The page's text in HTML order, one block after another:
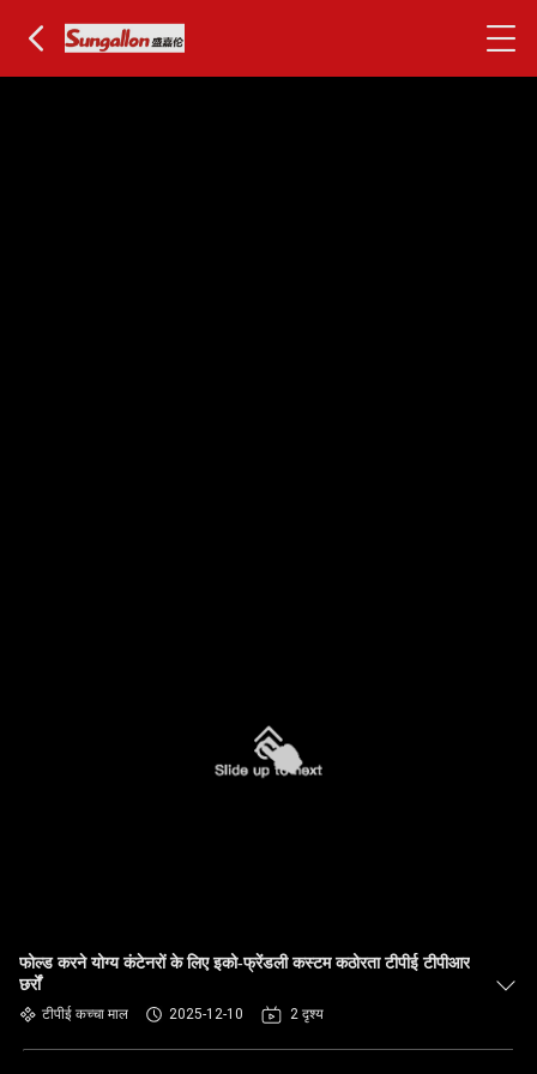
फोल्ड करने योग्य कंटेनरों के लिए इको-फ्रेंडली कस्टम कठोरता टीपीई टीपीआर
छर्रों
टीपीई कच्चा माल 2025-12-10 2 दृश्य